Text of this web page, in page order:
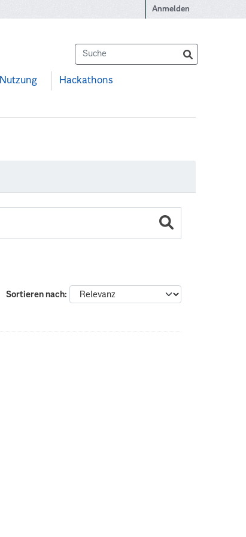
Anmelden
Nutzung Hackathons
Sortieren nach